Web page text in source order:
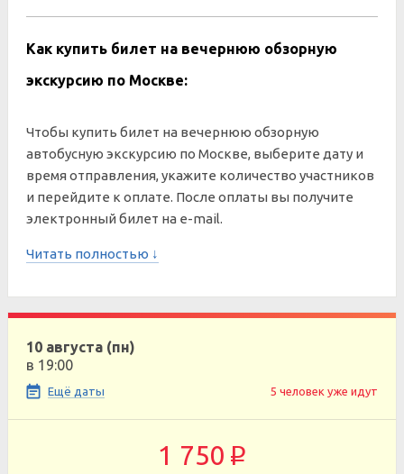
Как купить билет на вечернюю обзорную
экскурсию по Москве:
Чтобы купить билет на вечернюю обзорную
автобусную экскурсию по Москве, выберите дату и
время отправления, укажите количество участников
и перейдите к оплате. После оплаты вы получите
электронный билет на e-mail.
Читать полностью ↓
10 августа (пн)
в 19:00
Ещё даты 5 человек уже идут
1 750 p